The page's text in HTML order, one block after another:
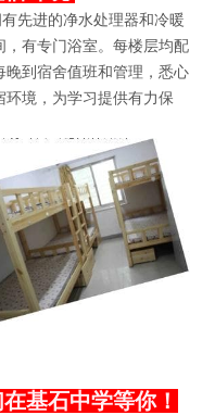
先进的净水处理器和冷暖
，有专门浴室。每楼层均配
到宿舍值班和管理，悉心
境，为学习提供有力保
基石中学等你！